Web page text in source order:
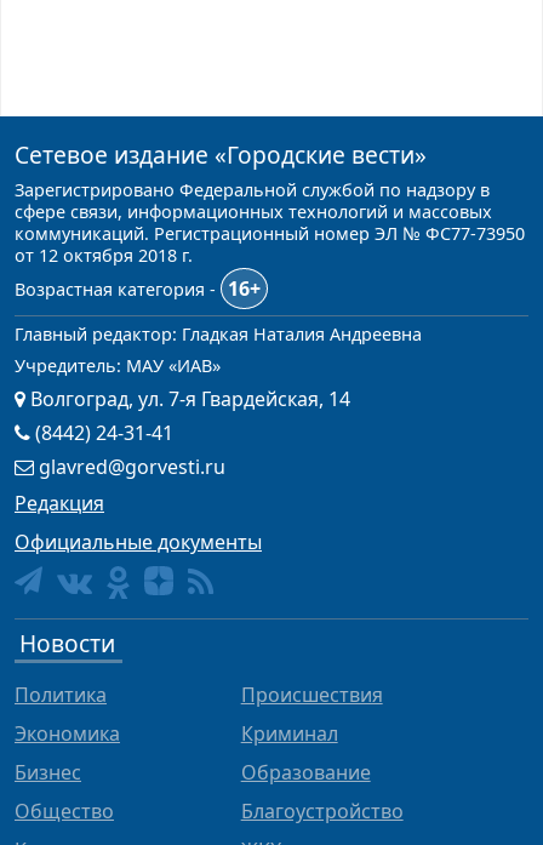
Сетевое издание «Городские вести»
Зарегистрировано Федеральной службой по надзору в
сфере связи, информационных технологий и массовых
коммуникаций. Регистрационный номер ЭЛ № ФС77-73950
от 12 октября 2018 г.
Возрастная категория -
16+
Главный редактор: Гладкая Наталия Андреевна
Учредитель: МАУ «ИАВ»
Волгоград, ул. 7-я Гвардейская, 14
(8442) 24-31-41
glavred@gorvesti.ru
Редакция
Официальные документы
Новости
Политика
Экономика
Бизнес
Общество
Происшествия
Криминал
Образование
Благоустройство